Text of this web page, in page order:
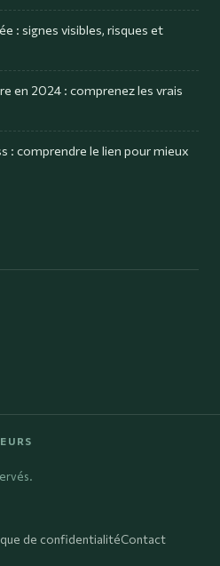
: signes visibles, risques et
en 2024 : comprenez les vrais
: comprendre le lien pour mieux
de confidentialitéContact